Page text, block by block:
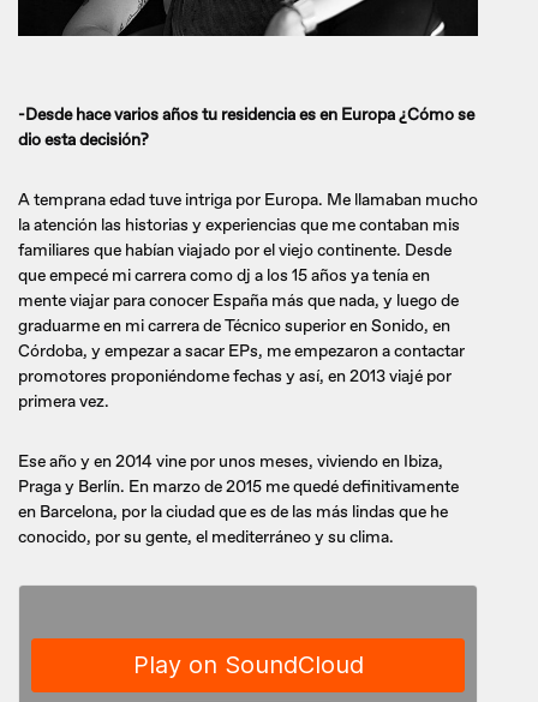
-Desde hace varios años tu residencia es en Europa ¿Cómo se
dio esta decisión?
A temprana edad tuve intriga por Europa. Me llamaban mucho
la atención las historias y experiencias que me contaban mis
familiares que habían viajado por el viejo continente. Desde
que empecé mi carrera como dj a los 15 años ya tenía en
mente viajar para conocer España más que nada, y luego de
graduarme en mi carrera de Técnico superior en Sonido, en
Córdoba, y empezar a sacar EPs, me empezaron a contactar
promotores proponiéndome fechas y así, en 2013 viajé por
primera vez.
Ese año y en 2014 vine por unos meses, viviendo en Ibiza,
Praga y Berlín. En marzo de 2015 me quedé definitivamente
en Barcelona, por la ciudad que es de las más lindas que he
conocido, por su gente, el mediterráneo y su clima.